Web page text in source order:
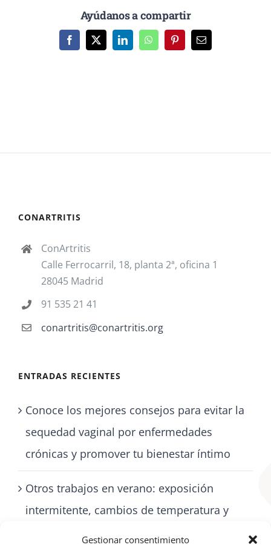
Gestionar consentimiento
Ayúdanos a compartir
Facebook
X LinkedInWhatsAppPinterestCorreo
CONARTRITIS
ConArtritis
Calle Ferrocarril, 18, planta 2ª, oficina 1
28045 Madrid
91 535 21 41
conartritis@conartritis.org
ENTRADAS RECIENTES
Conoce los mejores consejos para evitar la
sequedad vaginal por enfermedades
crónicas y promover tu bienestar íntimo
Otros trabajos en verano: exposición
intermitente, cambios de temperatura y